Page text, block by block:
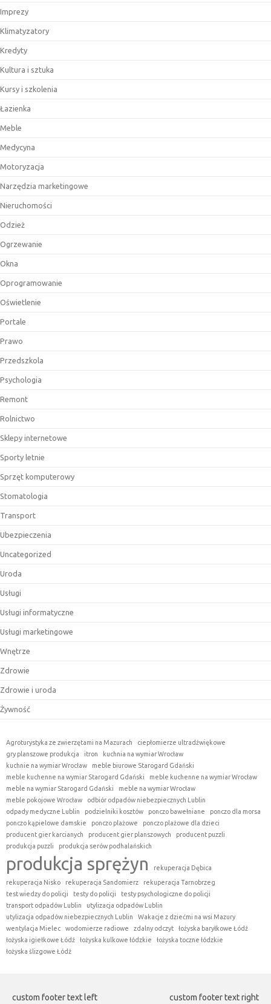
Imprezy
Klimatyzatory
Kredyty
Kultura i sztuka
Kursy i szkolenia
Łazienka
Meble
Medycyna
Motoryzacja
Narzędzia marketingowe
Nieruchomości
Odzież
Ogrzewanie
Okna
Oprogramowanie
Oświetlenie
Portale
Prawo
Przedszkola
Psychologia
Remont
Rolnictwo
Sklepy internetowe
Sporty letnie
Sprzęt komputerowy
Stomatologia
Transport
Ubezpieczenia
Uncategorized
Uroda
Usługi
Usługi informatyczne
Usługi marketingowe
Wnętrze
Zdrowie
Zdrowie i uroda
Żywność
Agroturystyka ze zwierzętami na Mazurach
ciepłomierze ultradźwiękowe
gry planszowe produkcja
itron
kuchnia na wymiar Wrocław
kuchnie na wymiar Wrocław
meble biurowe Starogard Gdański
meble kuchenne na wymiar Starogard Gdański
meble kuchenne na wymiar Wrocław
meble na wymiar Starogard Gdański
meble na wymiar Wrocław
meble pokojowe Wrocław
odbiór odpadów niebezpiecznych Lublin
odpady medyczne Lublin
podzielniki kosztów ponczo bawełniane
ponczo dla morsa
ponczo kąpielowe damskie
ponczo plażowe
ponczo plażowe dla dzieci
producent gier karcianych
producent gier planszowych
producent puzzli
produkcja puzzli
produkcja serów podhalańskich
produkcja sprężyn
rekuperacja Dębica
rekuperacja Nisko
rekuperacja Sandomierz
rekuperacja Tarnobrzeg
test wiedzy do policji
testy do policji
testy psychologiczne do policji
transport odpadów Lublin
utylizacja odpadów Lublin
utylizacja odpadów niebezpiecznych Lublin
Wakacje z dziećmi na wsi Mazury
wentylacja Mielec
wodomierze radiowe zdalny odczyt
łożyska baryłkowe Łódź
łożyska igiełkowe Łódź
łożyska kulkowe łódzkie
łożyska toczne łódzkie
łożyska ślizgowe Łódź
custom footer text left custom footer text right